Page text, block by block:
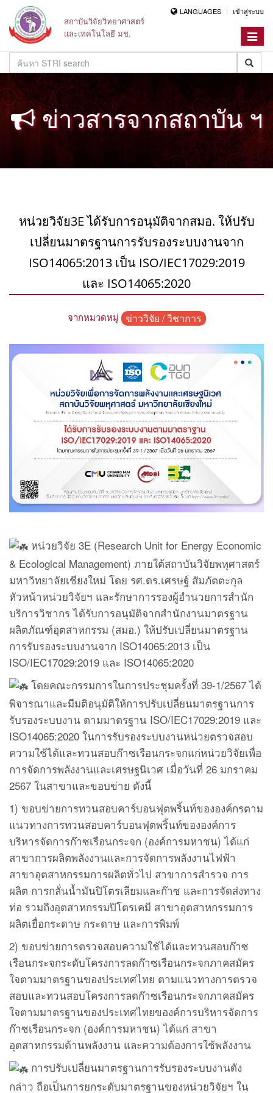
สถาบันวิจัยวิทยาศาสตร์
และเทคโนโลยี มช.
LANGUAGES เข้าสู่ระบบ
Toggle
ข่าวสารจากสถาบัน ฯ
หน่วยวิจัย3E ได้รับการอนุมัติจากสมอ. ให้ปรับ
เปลี่ยนมาตรฐานการรับรองระบบงานจาก
ISO14065:2013 เป็น ISO/IEC17029:2019
และ ISO14065:2020
จากหมวดหมู่ ข่าววิจัย / วิชาการ
หน่วยวิจัย 3E (Research Unit for Energy Economic
& Ecological Management) ภายใต้สถาบันวิจัยพหุศาสตร์
มหาวิทยาลัยเชียงใหม่ โดย รศ.ดร.เศรษฐ์ สัมภัตตะกุล
หัวหน้าหน่วยวิจัยฯ และรักษาการรองผู้อำนวยการสำนัก
บริการวิชากร ได้รับการอนุมัติจากสำนักงานมาตรฐาน
ผลิตภัณฑ์อุตสาหกรรม (สมอ.) ให้ปรับเปลี่ยนมาตรฐาน
การรับรองระบบงานจาก ISO14065:2013 เป็น
ISO/IEC17029:2019 และ ISO14065:2020
โดยคณะกรรมการในการประชุมครั้งที่ 39-1/2567 ได้
พิจารณาและมีมติอนุมัติให้การปรับเปลี่ยนมาตรฐานการ
รับรองระบบงาน ตามมาตรฐาน ISO/IEC17029:2019 และ
ISO14065:2020 ในการรับรองระบบงานหน่วยตรวจสอบ
ความใช้ได้และทวนสอบก๊าซเรือนกระจกแก่หน่วยวิจัยเพื่อ
การจัดการพลังงานและเศรษฐนิเวศ เมื่อวันที่ 26 มกราคม
2567 ในสาขาและขอบข่าย ดังนี้
1) ขอบข่ายการทวนสอบคาร์บอนฟุตพริ้นท์ขององค์กรตาม
แนวทางการทวนสอบคาร์บอนฟุตพริ้นท์ขององค์การ
บริหารจัดการก๊าซเรือนกระจก (องค์การมหาชน) ได้แก่
สาขาการผลิตพลังงานและการจัดการพลังงานไฟฟ้า
สาขาอุตสาหกรรมการผลิตทั่วไป สาขาการสำรวจ การ
ผลิต การกลั่นน้ำมันปิโตรเลียมและก๊าซ และการจัดส่งทาง
ท่อ รวมถึงอุตสาหกรรมปิโตรเคมี สาขาอุตสาหกรรมการ
ผลิตเยื่อกระดาษ กระดาษ และการพิมพ์
2) ขอบข่ายการตรวจสอบความใช้ได้และทวนสอบก๊าซ
เรือนกระจกระดับโครงการลดก๊าซเรือนกระจกภาคสมัคร
ใจตามมาตรฐานของประเทศไทย ตามแนวทางการตรวจ
สอบและทวนสอบโครงการลดก๊าซเรือนกระจกภาคสมัคร
ใจตามมาตรฐานของประเทศไทยของค์การบริหารจัดการ
ก๊าซเรือนกระจก (องค์การมหาชน) ได้แก่ สาขา
อุตสาหกรรมด้านพลังงาน และความต้องการใช้พลังงาน
การปรับเปลี่ยนมาตรฐานการรับรองระบบงานดัง
กล่าว ถือเป็นการยกระดับมาตรฐานของหน่วยวิจัยฯ ใน